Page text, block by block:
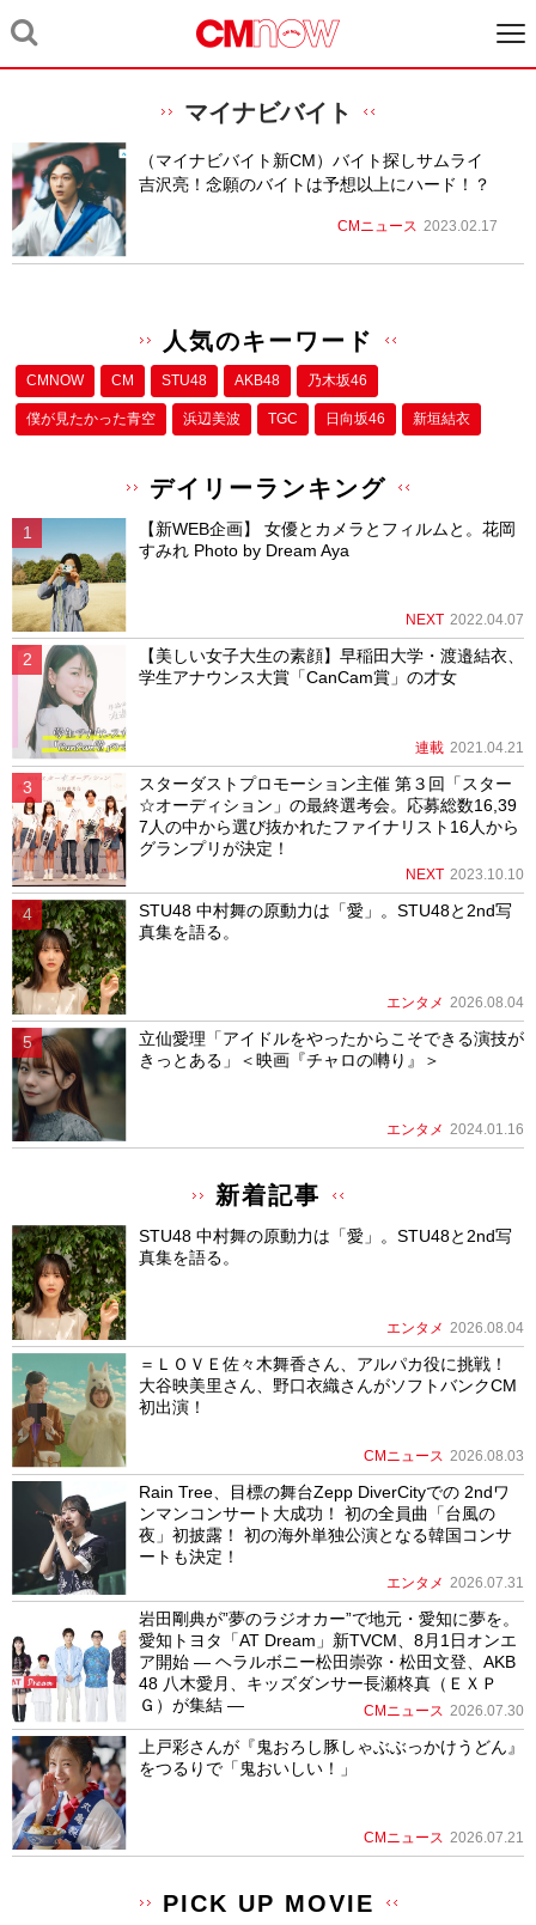
マイナビバイト
（マイナビバイト新CM）バイト探しサムライ
吉沢亮！念願のバイトは予想以上にハード！？
CMニュース 2023.02.17
人気のキーワード
CMNOW CM STU48 AKB48 乃木坂46
僕が⾒たかった⻘空 浜辺美波 TGC 日向坂46 新垣結衣
デイリーランキング
【新WEB企画】 女優とカメラとフィルムと。花岡
すみれ Photo by Dream Aya
NEXT 2022.04.07
【美しい女子大生の素顔】早稲田大学・渡邉結衣、
学生アナウンス大賞「CanCam賞」の才女
連載 2021.04.21
スターダストプロモーション主催 第３回「スター
☆オーディション」の最終選考会。応募総数16,39
7人の中から選び抜かれたファイナリスト16人から
グランプリが決定！
NEXT 2023.10.10
STU48 中村舞の原動力は「愛」。STU48と2nd写
真集を語る。
エンタメ 2026.08.04
立仙愛理「アイドルをやったからこそできる演技が
きっとある」＜映画『チャロの囀り』＞
エンタメ 2024.01.16
新着記事
STU48 中村舞の原動力は「愛」。STU48と2nd写
真集を語る。
エンタメ 2026.08.04
＝ＬＯＶＥ佐々木舞香さん、アルパカ役に挑戦！
大谷映美里さん、野口衣織さんがソフトバンクCM
初出演！
CMニュース 2026.08.03
Rain Tree、目標の舞台Zepp DiverCityでの 2ndワ
ンマンコンサート大成功！ 初の全員曲「台風の
夜」初披露！ 初の海外単独公演となる韓国コンサ
ートも決定！
エンタメ 2026.07.31
岩田剛典が”夢のラジオカー”で地元・愛知に夢を。
愛知トヨタ「AT Dream」新TVCM、8月1日オンエ
ア開始 ― ヘラルボニー松田崇弥・松田文登、AKB
48 八木愛月、キッズダンサー長瀬柊真（ＥＸＰ
Ｇ）が集結 ―
CMニュース 2026.07.30
上戸彩さんが『鬼おろし豚しゃぶぶっかけうどん』
をつるりで「鬼おいしい！」
CMニュース 2026.07.21
PICK UP MOVIE